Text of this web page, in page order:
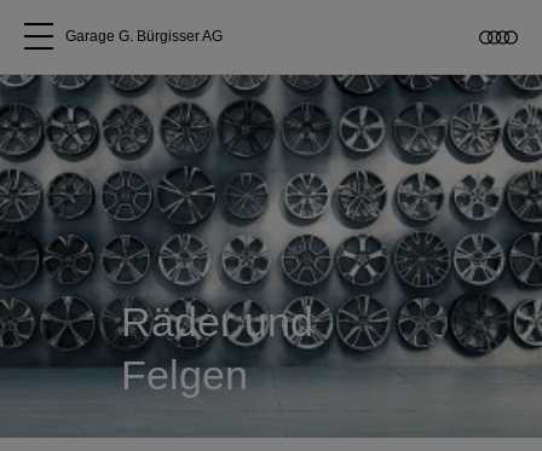
Alle Modelle
Über uns
Audi kaufen
Service & Reparatur
Audi Original Zubehör
Garage G. Bürgisser AG
Räder und
Felgen